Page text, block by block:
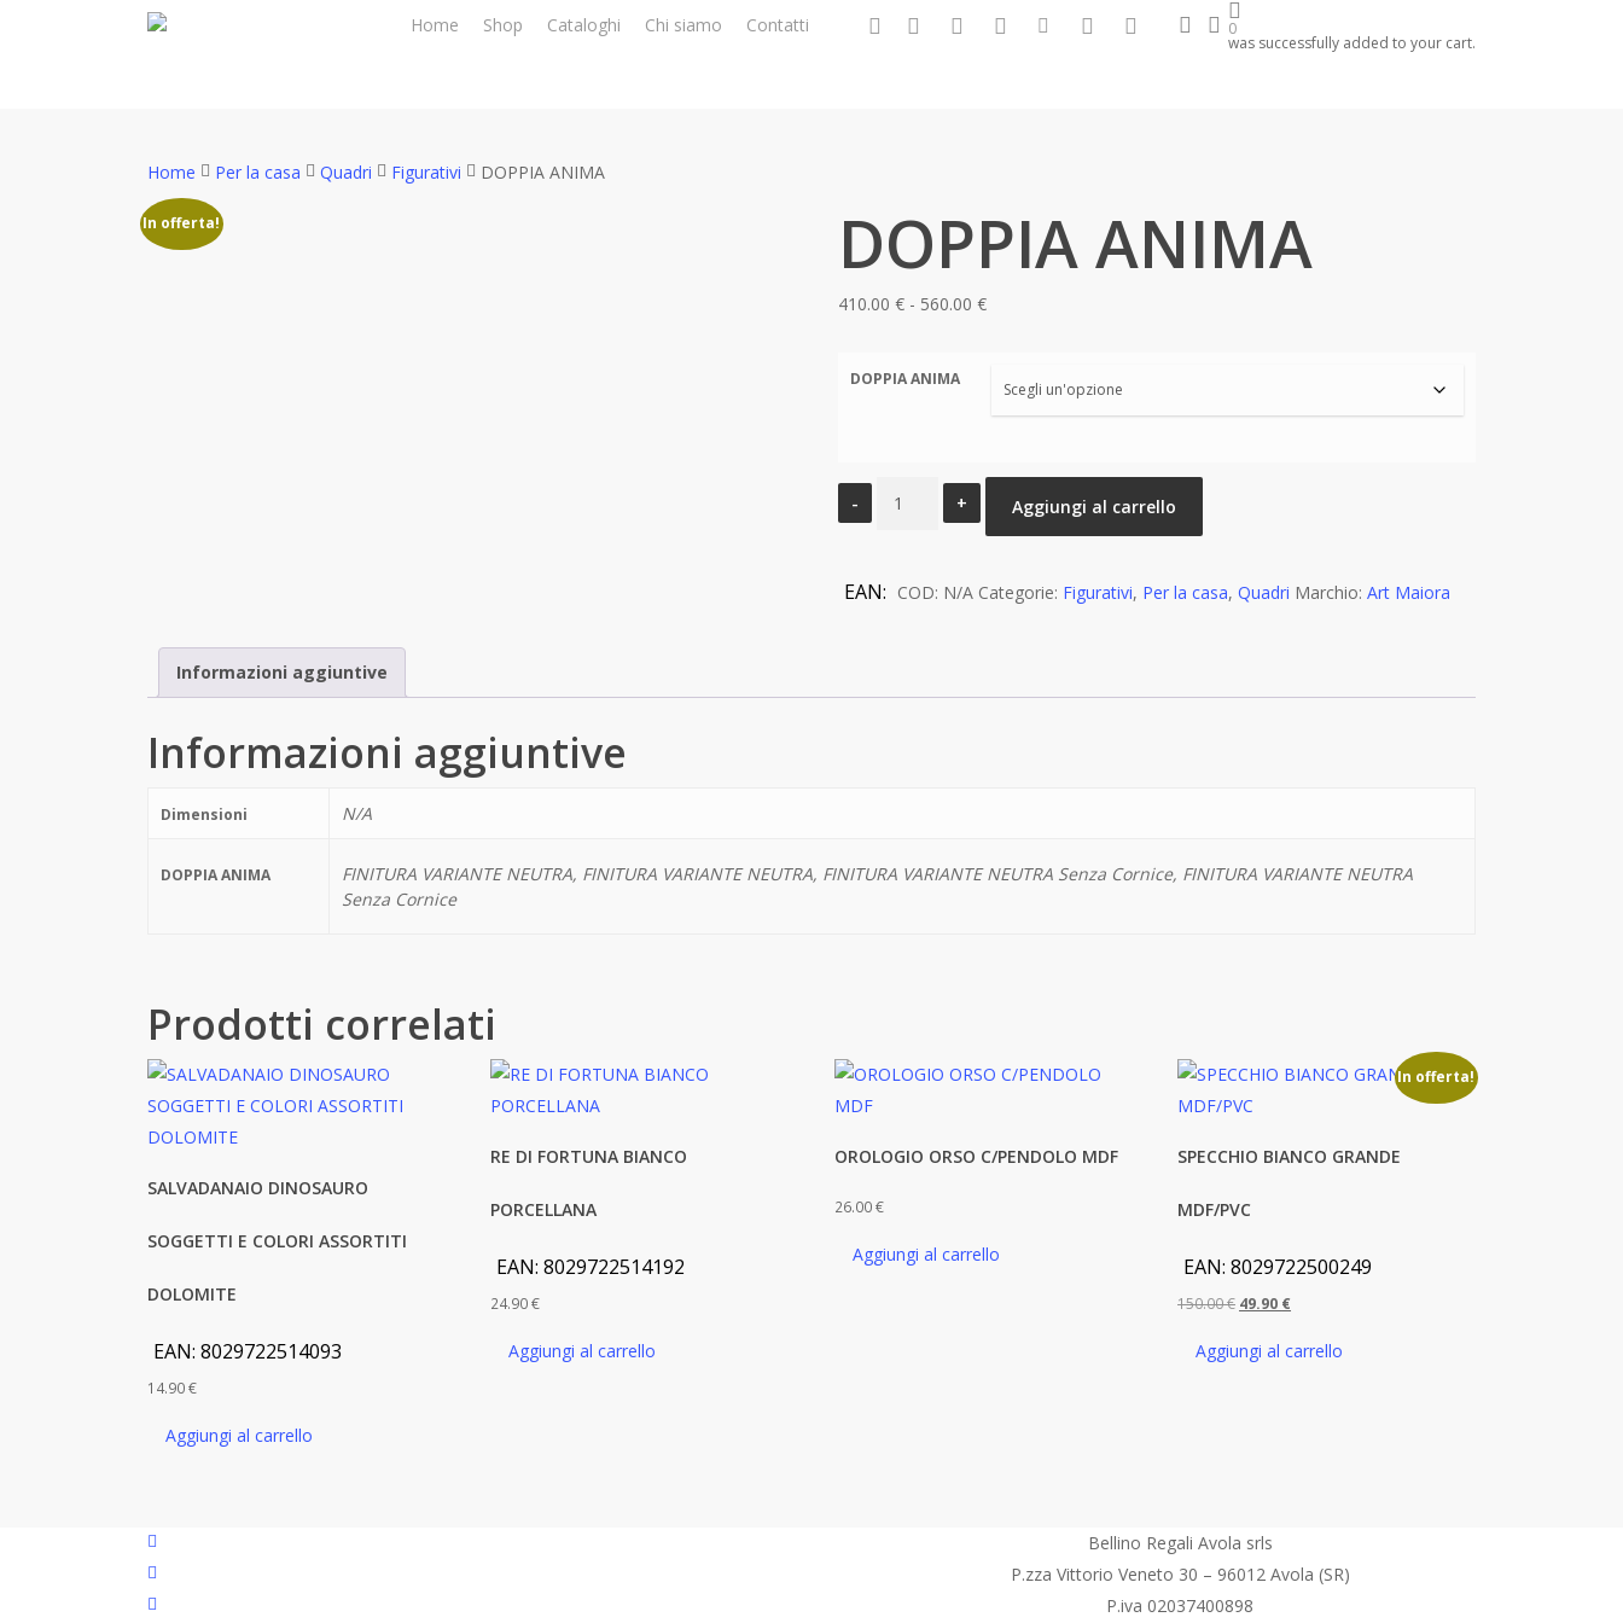
Home Shop Cataloghi Chi siamo Contatti facebookgoogle- instagramwhatsapp
tiktok phone email searchaccount
0
was successfully added to your cart.
Home Per la casa Quadri Figurativi DOPPIA ANIMA
In offerta! DOPPIA ANIMA
410.00 € - 560.00 €Fascia
DOPPIA ANIMA
Aggiungi al carrello
EAN: COD: N/A Categorie: Figurativi, Per la casa, Quadri Marchio: Art Maiora
Informazioni aggiuntive
Informazioni aggiuntive
Dimensioni N/A
DOPPIA ANIMA
FINITURA VARIANTE NEUTRA, FINITURA VARIANTE NEUTRA, FINITURA VARIANTE NEUTRA Senza Cornice, FINITURA VARIANTE NEUTRA
Senza Cornice
Prodotti correlati
Aggiungi al carrello
SALVADANAIO DINOSAURO
SOGGETTI E COLORI ASSORTITI
DOLOMITE
EAN: 8029722514093
14.90€
Aggiungi al carrello
RE DI FORTUNA BIANCO
PORCELLANA
EAN:8029722514192
24.90€
Aggiungi al carrello
OROLOGIO ORSO C/PENDOLO MDF
26.00€
In offerta!
Aggiungi al carrello
SPECCHIO BIANCO GRANDE
MDF/PVC
EAN:8029722500249
150.00€ Il
originale
49.90 €
facebook
google-
plus
instagram
Bellino Regali Avola srls
P.zza Vittorio Veneto 30 – 96012 Avola (SR)
P.iva 02037400898